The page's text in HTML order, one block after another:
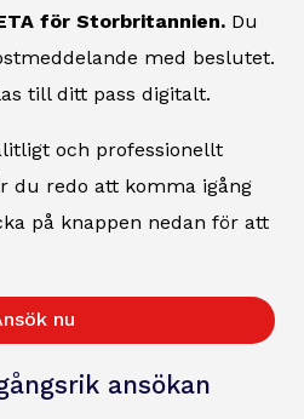
för Storbritannien. Du
med beslutet.
till ditt pass digitalt.
och professionellt
du redo att komma igång
på knappen nedan för att
nu
ansökan